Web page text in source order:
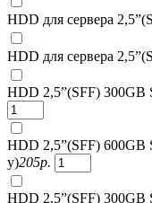
HDD для сервера
HDD для сервера
HDD 2,5”(SFF) 300GB
HDD 2,5”(SFF) 600GB
у)205р.
HDD 2,5”(SFF) 300GB